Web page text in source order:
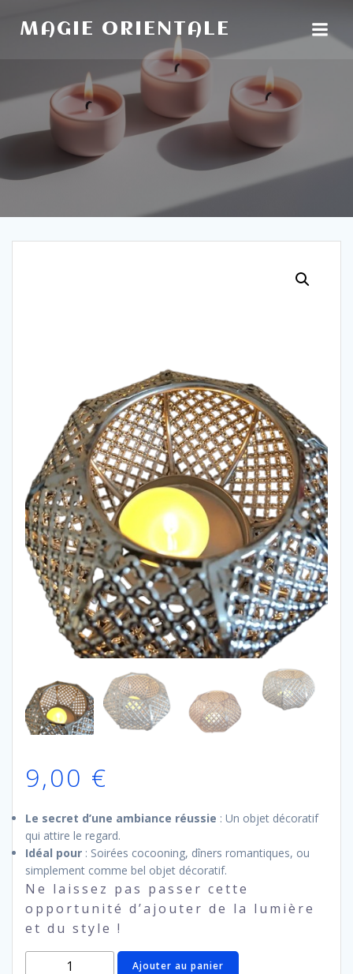
MAGIE ORIENTALE
9,00 €
Le secret d’une ambiance réussie : Un objet décoratif
qui attire le regard.
Idéal pour : Soirées cocooning, dîners romantiques, ou
simplement comme bel objet décoratif.
Ne laissez pas passer cette
opportunité d’ajouter de la lumière
et du style !
quantité
Ajouter au panier